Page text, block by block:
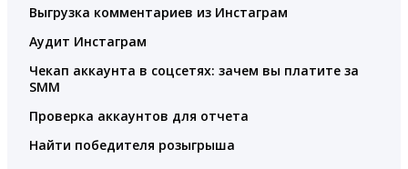
Выгрузка комментариев из Инстаграм
Аудит Инстаграм
Чекап аккаунта в соцсетях: зачем вы платите за
SMM
Проверка аккаунтов для отчета
Найти победителя розыгрыша